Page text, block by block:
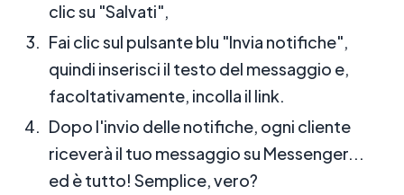
clic su "Salvati",
Fai clic sul pulsante blu "Invia notifiche",
quindi inserisci il testo del messaggio e,
facoltativamente, incolla il link.
Dopo l'invio delle notifiche, ogni cliente
riceverà il tuo messaggio su Messenger...
ed è tutto! Semplice, vero?